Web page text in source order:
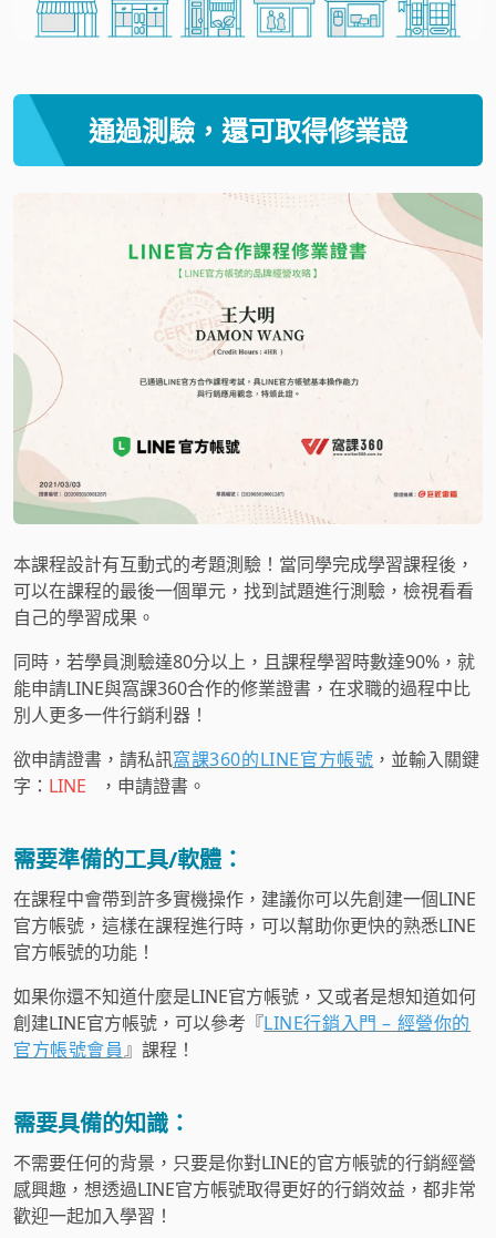
通過測驗，還可取得修業證
本課程設計有互動式的考題測驗！當同學完成學習課程後，
可以在課程的最後一個單元，找到試題進行測驗，檢視看看
自己的學習成果。
同時，若學員測驗達80分以上，且課程學習時數達90%，就
能申請LINE與窩課360合作的修業證書，在求職的過程中比
別人更多一件行銷利器！
欲申請證書，請私訊窩課360的LINE官方帳號 ，並輸入關鍵
字： LINE ，申請證書。
需要準備的工具/軟體：
在課程中會帶到許多實機操作，建議你可以先創建一個LINE
官方帳號，這樣在課程進行時，可以幫助你更快的熟悉LINE
官方帳號的功能！
如果你還不知道什麼是LINE官方帳號，又或者是想知道如何
創建LINE官方帳號，可以參考『LINE行銷入門 – 經營你的
官方帳號會員』課程！
需要具備的知識：
不需要任何的背景，只要是你對LINE的官方帳號的行銷經營
感興趣，想透過LINE官方帳號取得更好的行銷效益，都非常
歡迎一起加入學習！